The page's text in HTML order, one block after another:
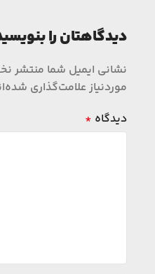
دیدگاهتان را
نشانی ایمیل شما منتشر
موردنیاز علامت‌گذاری
دیدگاه *